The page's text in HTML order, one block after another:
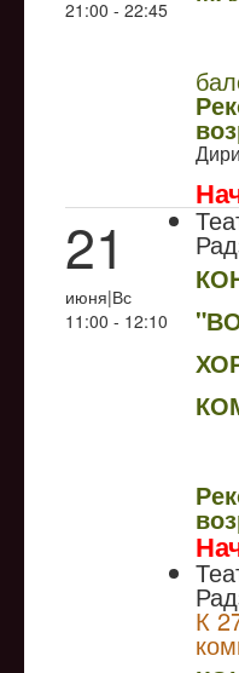
21:00 - 22:45
21
июня|Вс
11:00 - 12:10
К